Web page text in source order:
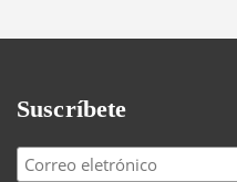
Suscríbete